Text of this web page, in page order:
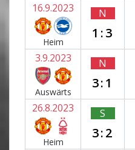
16.9.2023
Heim
N
1:3
3.9.2023
Auswärts
N
3:1
26.8.2023
Heim
S
3:2